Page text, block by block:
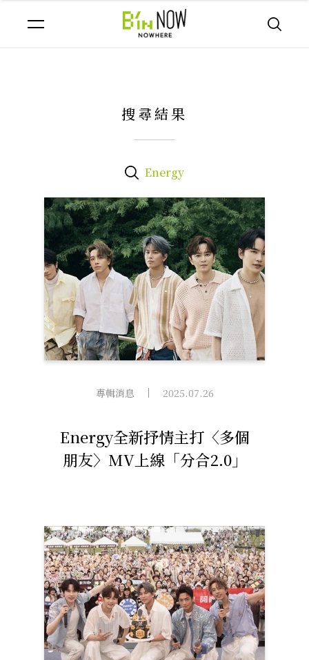
搜尋結果
Energy
專輯消息
Energy全新抒情主打〈多個
朋友〉MV上線「分合2.0」
2025.07.26